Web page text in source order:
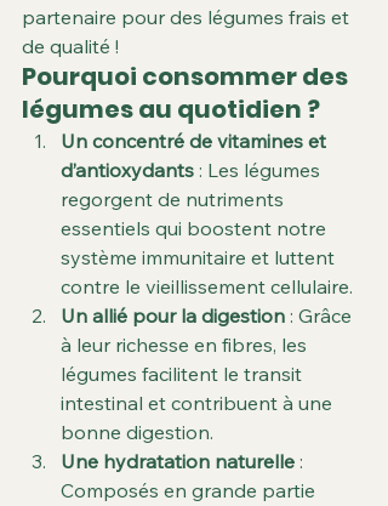
partenaire pour des légumes frais et
de qualité !
Pourquoi consommer des
légumes au quotidien ?
Un concentré de vitamines et
d’antioxydants : Les légumes
regorgent de nutriments
essentiels qui boostent notre
système immunitaire et luttent
contre le vieillissement cellulaire.
Un allié pour la digestion : Grâce
à leur richesse en fibres, les
légumes facilitent le transit
intestinal et contribuent à une
bonne digestion.
Une hydratation naturelle :
Composés en grande partie